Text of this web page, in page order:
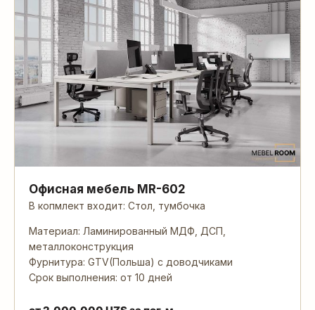
Офисная мебель MR-602
В копмлект входит: Стол, тумбочка
Материал: Ламинированный МДФ, ДСП,
металлоконструкция
Фурнитура: GTV(Польша) с доводчиками
Срок выполнения: от 10 дней